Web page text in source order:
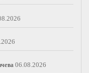
06.08.2026